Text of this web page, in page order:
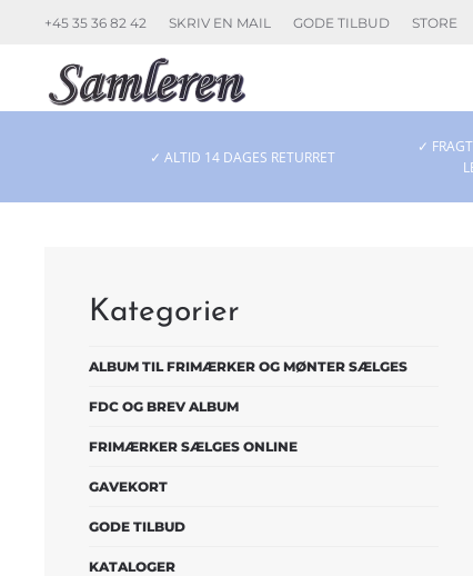
Skip to main content
+45 35 36 82 42 SKRIV EN MAIL GODE TILBUD STORE
✓ ALTID 14 DAGES RETURRET
✓
Kategorier
ALBUM TIL FRIMÆRKER OG MØNTER SÆLGES
FDC OG BREV ALBUM
FRIMÆRKER SÆLGES ONLINE
GAVEKORT
GODE TILBUD
KATALOGER